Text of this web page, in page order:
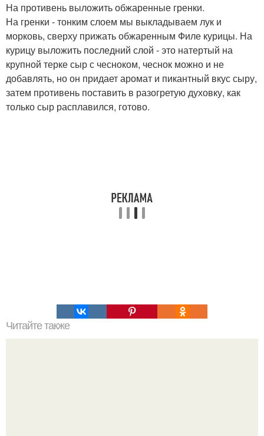
На противень выложить обжаренные гренки.
На гренки - тонким слоем мы выкладываем лук и
морковь, сверху прижать обжаренным Филе курицы. На
курицу выложить последний слой - это натертый на
крупной терке сыр с чесноком, чеснок можно и не
добавлять, но он придает аромат и пикантный вкус сыру,
затем противень поставить в разогретую духовку, как
только сыр расплавился, готово.
Читайте также